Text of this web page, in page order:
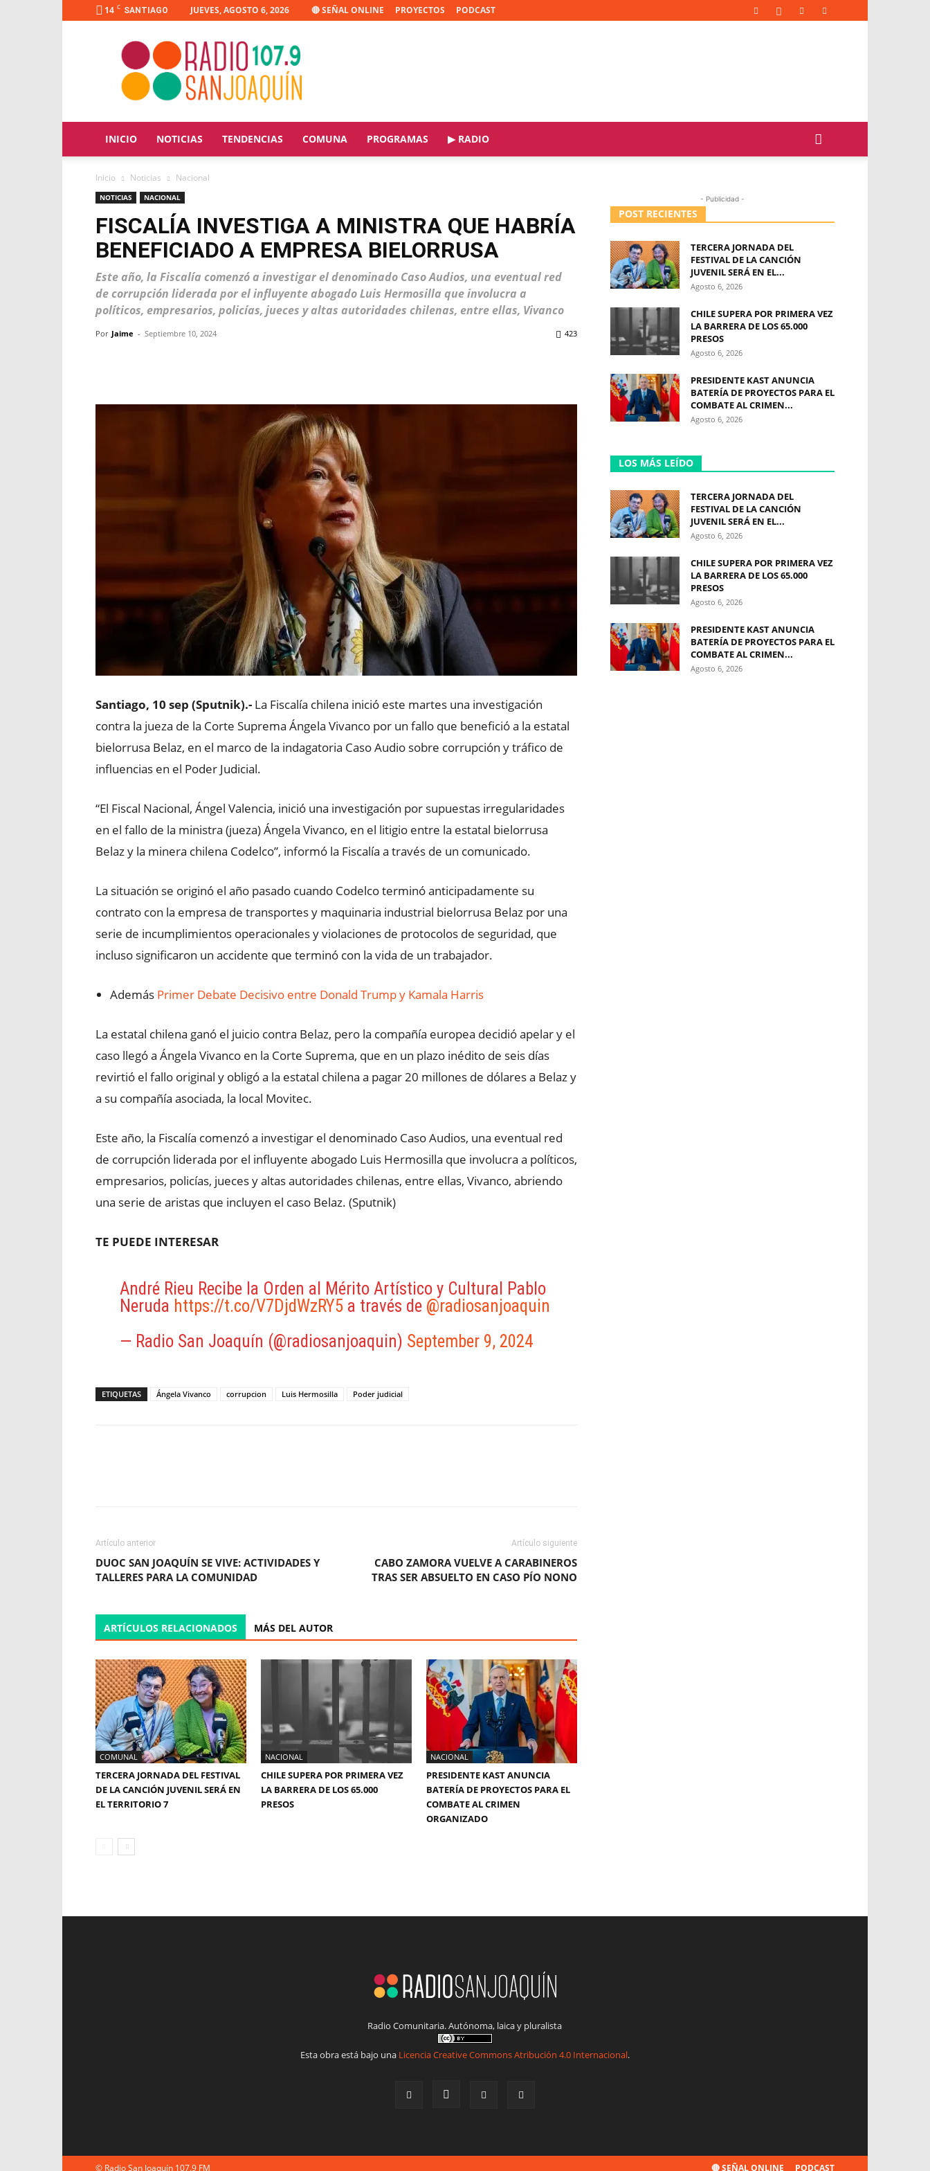
14 C SANTIAGO JUEVES, AGOSTO 6, 2026 🔴 SEÑAL ONLINE PROYECTOS PODCAST
Radio
Joaquín
INICIO NOTICIAS TENDENCIAS COMUNA PROGRAMAS ▶ RADIO
Inicio Noticias Nacional
NOTICIAS NACIONAL
FISCALÍA INVESTIGA A MINISTRA QUE HABRÍA
BENEFICIADO A EMPRESA BIELORRUSA
Este año, la Fiscalía comenzó a investigar el denominado Caso Audios, una eventual red
de corrupción liderada por el influyente abogado Luis Hermosilla que involucra a
políticos, empresarios, policías, jueces y altas autoridades chilenas, entre ellas, Vivanco
Por Jaime - Septiembre 10, 2024 423
Santiago, 10 sep (Sputnik).- La Fiscalía chilena inició este martes una investigación
contra la jueza de la Corte Suprema Ángela Vivanco por un fallo que benefició a la estatal
bielorrusa Belaz, en el marco de la indagatoria Caso Audio sobre corrupción y tráfico de
influencias en el Poder Judicial.
“El Fiscal Nacional, Ángel Valencia, inició una investigación por supuestas irregularidades
en el fallo de la ministra (jueza) Ángela Vivanco, en el litigio entre la estatal bielorrusa
Belaz y la minera chilena Codelco”, informó la Fiscalía a través de un comunicado.
La situación se originó el año pasado cuando Codelco terminó anticipadamente su
contrato con la empresa de transportes y maquinaria industrial bielorrusa Belaz por una
serie de incumplimientos operacionales y violaciones de protocolos de seguridad, que
incluso significaron un accidente que terminó con la vida de un trabajador.
Además Primer Debate Decisivo entre Donald Trump y Kamala Harris
La estatal chilena ganó el juicio contra Belaz, pero la compañía europea decidió apelar y el
caso llegó a Ángela Vivanco en la Corte Suprema, que en un plazo inédito de seis días
revirtió el fallo original y obligó a la estatal chilena a pagar 20 millones de dólares a Belaz y
a su compañía asociada, la local Movitec.
Este año, la Fiscalía comenzó a investigar el denominado Caso Audios, una eventual red
de corrupción liderada por el influyente abogado Luis Hermosilla que involucra a políticos,
empresarios, policías, jueces y altas autoridades chilenas, entre ellas, Vivanco, abriendo
una serie de aristas que incluyen el caso Belaz. (Sputnik)
TE PUEDE INTERESAR
André Rieu Recibe la Orden al Mérito Artístico y Cultural Pablo
Neruda https://t.co/V7DjdWzRY5a través de @radiosanjoaquin
— Radio San Joaquín (@radiosanjoaquin) September 9, 2024
ETIQUETAS Ángela Vivanco corrupcion Luis Hermosilla Poder judicial
Artículo anterior
DUOC SAN JOAQUÍN SE VIVE: ACTIVIDADES Y
TALLERES PARA LA COMUNIDAD
Artículo siguiente
CABO ZAMORA VUELVE A CARABINEROS
TRAS SER ABSUELTO EN CASO PÍO NONO
ARTÍCULOS RELACIONADOS MÁS DEL AUTOR
COMUNAL
TERCERA JORNADA DEL FESTIVAL
DE LA CANCIÓN JUVENIL SERÁ EN
EL TERRITORIO 7
NACIONAL
CHILE SUPERA POR PRIMERA VEZ
LA BARRERA DE LOS 65.000
PRESOS
NACIONAL
PRESIDENTE KAST ANUNCIA
BATERÍA DE PROYECTOS PARA EL
COMBATE AL CRIMEN
ORGANIZADO
- Publicidad -
POST RECIENTES
TERCERA JORNADA DEL
FESTIVAL DE LA CANCIÓN
JUVENIL SERÁ EN EL...
Agosto 6, 2026
CHILE SUPERA POR PRIMERA VEZ
LA BARRERA DE LOS 65.000
PRESOS
Agosto 6, 2026
PRESIDENTE KAST ANUNCIA
BATERÍA DE PROYECTOS PARA EL
COMBATE AL CRIMEN...
Agosto 6, 2026
LOS MÁS LEÍDO
TERCERA JORNADA DEL
FESTIVAL DE LA CANCIÓN
JUVENIL SERÁ EN EL...
Agosto 6, 2026
CHILE SUPERA POR PRIMERA VEZ
LA BARRERA DE LOS 65.000
PRESOS
Agosto 6, 2026
PRESIDENTE KAST ANUNCIA
BATERÍA DE PROYECTOS PARA EL
COMBATE AL CRIMEN...
Agosto 6, 2026
Radio Comunitaria. Autónoma, laica y pluralista
Esta obra está bajo una Licencia Creative Commons Atribución 4.0 Internacional.
🔴 SEÑAL ONLINE PODCAST
© Radio San Joaquín 107.9 FM